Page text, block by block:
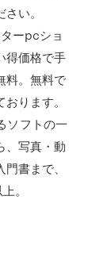
い。
ーpcショ
得価格で手
料。無料で
ります。
ソフトの一
、写真・動
書まで、
。